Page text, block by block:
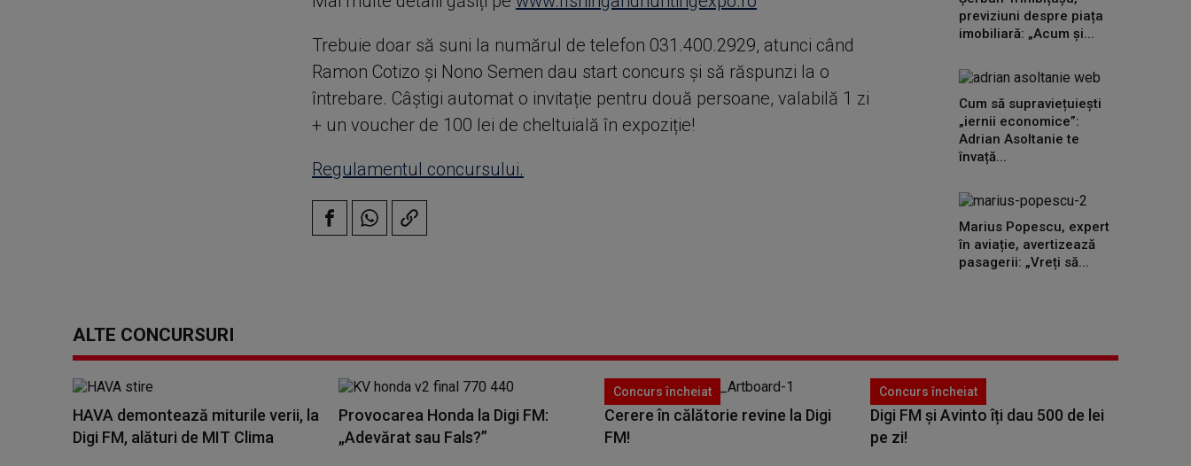
Trebuie doar să suni la numărul de telefon 031.400.2929, atunci când
Ramon Cotizo și Nono Semen dau start concurs și să răspunzi la o
întrebare. Câștigi automat o invitație pentru două persoane, valabilă 1 zi
+ un voucher de 100 lei de cheltuială în expoziție!
Regulamentul concursului.
previziuni despre piața
imobiliară: „Acum și...
Cum să supraviețuiești
„iernii economice”:
Adrian Asoltanie te
învață...
Marius Popescu, expert
în aviație, avertizează
pasagerii: „Vreți să...
ALTE CONCURSURI
HAVA demontează miturile verii, la
Digi FM, alături de MIT Clima
Provocarea Honda la Digi FM:
„Adevărat sau Fals?”
Concurs încheiat
Cerere în călătorie revine la Digi
FM!
Concurs încheiat
Digi FM și Avinto îți dau 500 de lei
pe zi!